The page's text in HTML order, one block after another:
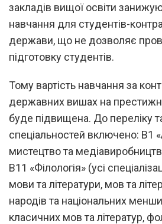
закладів вищої освіти
навчання для студентів-
держави, що не дозволяє
підготовку студентів.
Тому вартість навчання за
державних вишах на
буде підвищена. До переліку
спеціальностей включено: B1
мистецтво та
B11 «Філологія» (усі
мови та літератури, мов та
народів та національних
класичних мов та літератур,